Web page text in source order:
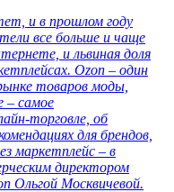
и в прошлом году
все больше и чаще
и львиная доля
Ozon – один
товаров моды,
– самое
торговле, об
для брендов,
маркетплейс – в
директором
Ольгой Москвичевой.